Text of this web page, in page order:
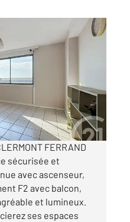
FERRAND
sécurisée et
avec ascenseur,
F2 avec balcon,
et lumineux.
ses espaces